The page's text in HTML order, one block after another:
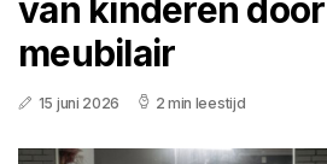
van kinderen
meubilair
15 juni 2026 2 min leestijd